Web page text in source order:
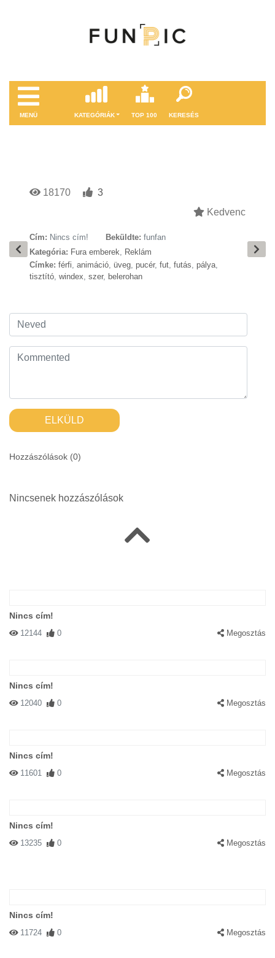
MENÜ KATEGÓRIÁK TOP 100 KERESÉS
18170
3
Kedvenc
Cím: Nincs cím! Beküldte: funfan
Kategória: Fura emberek, Reklám
Címke: férfi, animáció, üveg, pucér, fut, futás, pálya,
tisztító, windex, szer, belerohan
ELKÜLD
Hozzászólások (0)
Nincsenek hozzászólások
Nincs cím!
12144 0 Megosztás
Nincs cím!
12040 0 Megosztás
Nincs cím!
11601 0 Megosztás
Nincs cím!
13235 0 Megosztás
Nincs cím!
11724 0 Megosztás